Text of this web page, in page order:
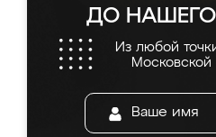
ДО
Из любой
Московской